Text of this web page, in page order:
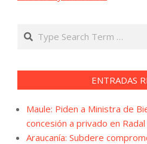
Search
ENTRADAS
Maule: Piden a Ministra de
concesión a privado en
Araucanía: Subdere